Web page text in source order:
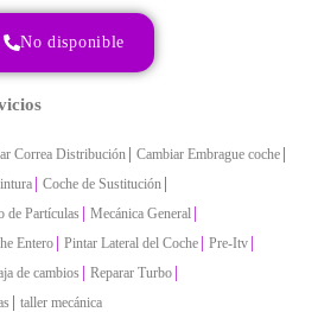
No disponible
Correa Distribución Cambiar Embrague coche
Coche de Sustitución
de Partículas Mecánica General
Entero Pintar Lateral del Coche Pre-Itv
de cambios Reparar Turbo
taller mecánica